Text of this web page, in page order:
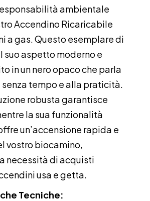
ambientale
Accendino Ricaricabile
a gas. Questo esemplare di
suo aspetto moderno e
in un nero opaco che parla
senza tempo e alla praticità.
robusta garantisce
la sua funzionalità
un’accensione rapida e
vostro biocamino,
necessità di acquisti
usa e getta.
Tecniche: